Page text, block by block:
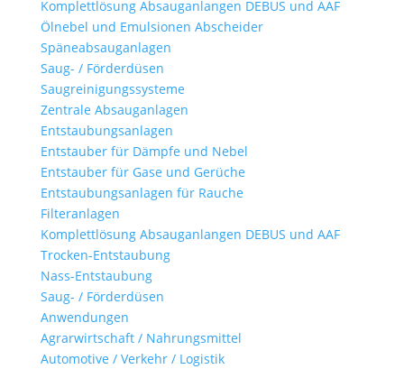
Komplettlösung Absauganlangen DEBUS und AAF
Ölnebel und Emulsionen Abscheider
Späneabsauganlagen
Saug- / Förderdüsen
Saugreinigungssysteme
Zentrale Absauganlagen
Entstaubungsanlagen
Entstauber für Dämpfe und Nebel
Entstauber für Gase und Gerüche
Entstaubungsanlagen für Rauche
Filteranlagen
Komplettlösung Absauganlangen DEBUS und AAF
Trocken-Entstaubung
Nass-Entstaubung
Saug- / Förderdüsen
Anwendungen
Agrarwirtschaft / Nahrungsmittel
Automotive / Verkehr / Logistik